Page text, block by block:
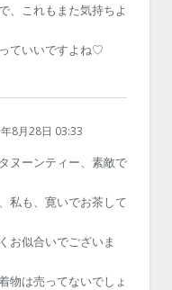
、これもまた気持ちよ
ていいですよね♡
8月28日 03:33
ヌーンティー、素敵で
私も、寛いでお茶して
お似合いでございま
物は売ってないでしょ